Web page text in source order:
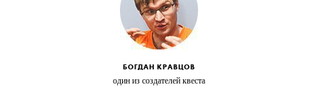
БОГДАН КРАВЦОВ
один из создателей квеста